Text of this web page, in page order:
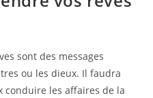
sont des messages
ou les dieux. Il faudra
conduire les affaires de la